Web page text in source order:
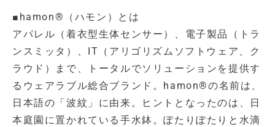
■hamon®（ハモン）とは
アパレル（着衣型生体センサー）、電子製品（トラ
ンスミッタ）、IT（アリゴリズムソフトウェア、ク
ラウド）まで、トータルでソリューションを提供す
るウェアラブル総合ブランド。hamon®の名前は、
日本語の「波紋」に由来。ヒントとなったのは、日
本庭園に置かれている手水鉢。ぽたりぽたりと水滴